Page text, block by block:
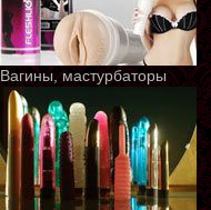
Вагины, мастурбаторы